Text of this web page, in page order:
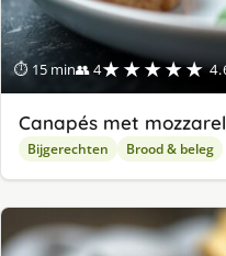
⏱ 15 min👥 4★★★★★
Canapés met
Bijgerechten Brood & beleg